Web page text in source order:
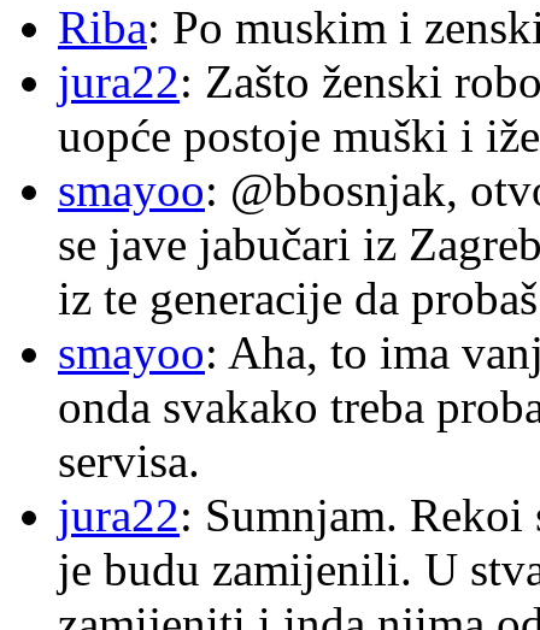
Riba: Po muskim i
jura22: Zašto ženski
uopće postoje muški i
smayoo: @bbosnjak,
se jave jabučari iz
iz te generacije da
smayoo: Aha, to ima
onda svakako treba
servisa.
jura22: Sumnjam. Rekoi
je budu zamijenili. U